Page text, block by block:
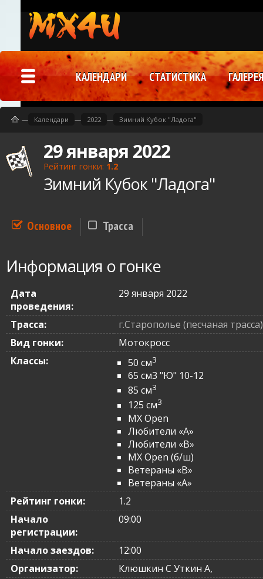
29 января 2022
Рейтинг гонки: 1.2
Зимний Кубок "Ладога"
Основное Трасса
Информация о гонке
Дата
проведения:
29 января 2022
Трасса:
г.Старополье (песчаная трасса)
Вид гонки:
Мотокросс
Классы:
50 см3
65 см3 "Ю" 10-12
85 см3
125 см3
MX Open
Любители «A»
Любители «B»
MX Open (б/ш)
Ветераны «B»
Ветераны «A»
Рейтинг гонки:
1.2
Начало
регистрации:
09:00
Начало заездов:
12:00
Организатор:
Клюшкин С Уткин А,
— Календари — 2022 — Зимний Кубок "Ладога"
КАЛЕНДАРИ СТАТИСТИКА ГАЛЕРЕЯ